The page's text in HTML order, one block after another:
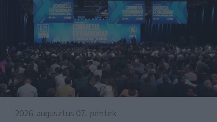
2026. augusztus 07., péntek